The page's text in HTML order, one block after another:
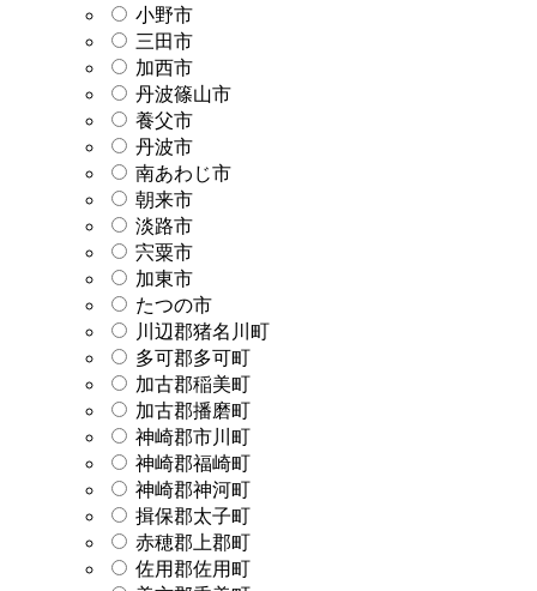
小野市
三田市
加西市
丹波篠山市
養父市
丹波市
南あわじ市
朝来市
淡路市
宍粟市
加東市
たつの市
川辺郡猪名川町
多可郡多可町
加古郡稲美町
加古郡播磨町
神崎郡市川町
神崎郡福崎町
神崎郡神河町
揖保郡太子町
赤穂郡上郡町
佐用郡佐用町